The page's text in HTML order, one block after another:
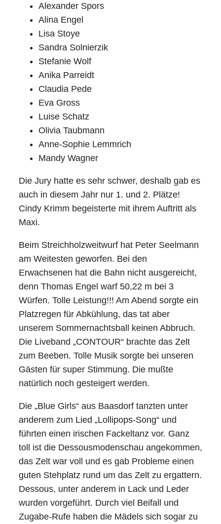
Alexander Spors
Alina Engel
Lisa Stoye
Sandra Solnierzik
Stefanie Wolf
Anika Parreidt
Claudia Pede
Eva Gross
Luise Schatz
Olivia Taubmann
Anne-Sophie Lemmrich
Mandy Wagner
Die Jury hatte es sehr schwer, deshalb gab es
auch in diesem Jahr nur 1. und 2. Plätze!
Cindy Krimm begeisterte mit ihrem Auftritt als
Maxi.
Beim Streichholzweitwurf hat Peter Seelmann
am Weitesten geworfen. Bei den
Erwachsenen hat die Bahn nicht ausgereicht,
denn Thomas Engel warf 50,22 m bei 3
Würfen. Tolle Leistung!!! Am Abend sorgte ein
Platzregen für Abkühlung, das tat aber
unserem Sommernachtsball keinen Abbruch.
Die Liveband „CONTOUR“ brachte das Zelt
zum Beeben. Tolle Musik sorgte bei unseren
Gästen für super Stimmung. Die mußte
natürlich noch gesteigert werden.
Die „Blue Girls“ aus Baasdorf tanzten unter
anderem zum Lied „Lollipops-Song“ und
führten einen irischen Fackeltanz vor. Ganz
toll ist die Dessousmodenschau angekommen,
das Zelt war voll und es gab Probleme einen
guten Stehplatz rund um das Zelt zu ergattern.
Dessous, unter anderem in Lack und Leder
wurden vorgeführt. Durch viel Beifall und
Zugabe-Rufe haben die Mädels sich sogar zu